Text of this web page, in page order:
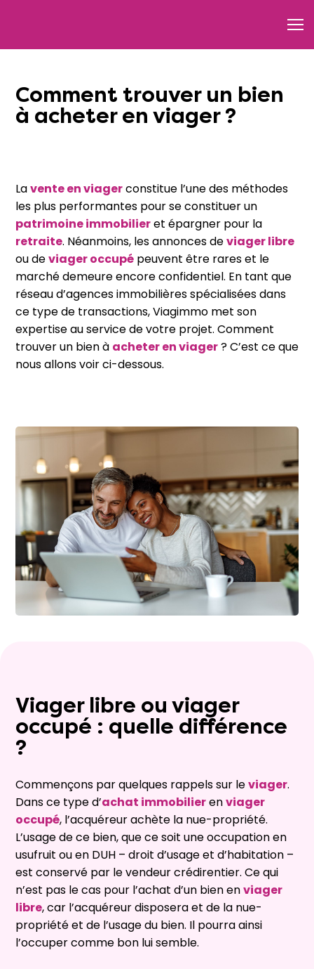
Comment trouver un bien
à acheter en viager ?
Lavente en viagerconstitue l’une des méthodes
les plus performantes pour se constituer un
patrimoine immobilieret épargner pour la
retraite. Néanmoins, lesannonces deviager libre
ou deviager occupé peuvent être rares et le
marché demeure encore confidentiel. En tant que
réseau d’agences immobilières spécialisées dans
ce type de transactions, Viagimmo met son
expertise au service de votre projet. Comment
trouver un bien à acheter en viager? C’est ce que
nous allons voir ci-dessous.
Viager libre ou viager
occupé : quelle différence
?
Commençons par quelques rappels sur leviager.
Dans ce type d’achat immobilierenviager
occupé, l’acquéreur achète la nue-propriété.
L’usage de ce bien, que ce soit une occupation en
usufruit ou en DUH – droit d’usage et d’habitation –
est conservé par le vendeur crédirentier. Ce qui
n’est pas le cas pour l’achat d’un bien enviager
libre, car l’acquéreur disposera et de la nue-
propriété et de l’usage du bien. Il pourra ainsi
l’occuper comme bon lui semble.